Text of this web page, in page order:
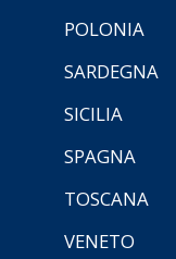
POLONIA
SARDEGNA
SICILIA
SPAGNA
TOSCANA
VENETO